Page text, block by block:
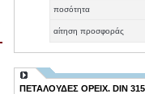
ποσότητα
αίτηση προσφοράς
ΠΕΤΑΛΟΥΔΕΣ ΟΡΕΙΧ. DIN